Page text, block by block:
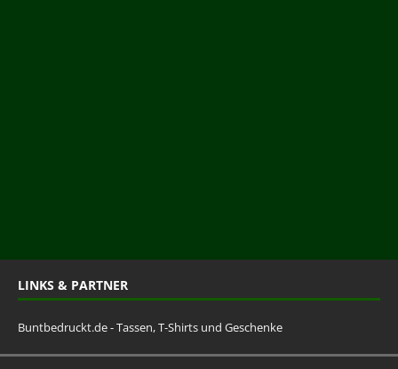
LINKS & PARTNER
Buntbedruckt.de - Tassen, T-Shirts und Geschenke